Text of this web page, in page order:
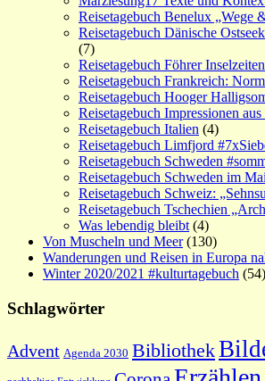
Reisetagebuch Benelux „Wege
Reisetagebuch Dänische
(7)
Reisetagebuch Föhrer Inselzeiten
Reisetagebuch Frankreich:
Reisetagebuch Hooger
Reisetagebuch Impressionen aus
Reisetagebuch Italien (4)
Reisetagebuch Limfjord
Reisetagebuch Schweden
Reisetagebuch Schweden im Mai
Reisetagebuch Schweiz:
Reisetagebuch Tschechien
Was lebendig bleibt (4)
Von Muscheln und Meer(130)
Wanderungen und Reisen in Europa
Winter 2020/2021 #kulturtagebuch (54)
Schlagwörter
Advent Agenda 2030 Bibliothek